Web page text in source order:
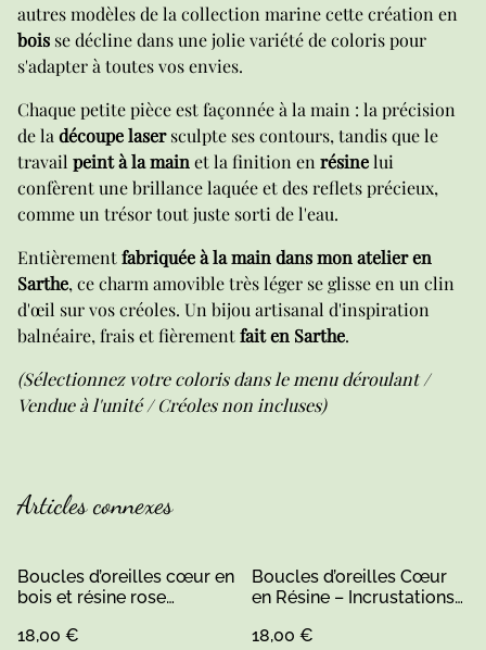
autres modèles de la collection marine cette création en
bois se décline dans une jolie variété de coloris pour
s'adapter à toutes vos envies.
Chaque petite pièce est façonnée à la main : la précision
de la découpe lasersculpte ses contours, tandis que le
travail peint à la main et la finition en résinelui
confèrent une brillance laquée et des reflets précieux,
comme un trésor tout juste sorti de l'eau.
Entièrementfabriquée à la main dans mon atelier en
Sarthe, ce charm amovible très léger se glisse en un clin
d'œil sur vos créoles. Un bijou artisanal d'inspiration
balnéaire, frais et fièrementfait en Sarthe.
(Sélectionnez votre coloris dans le menu déroulant /
Vendue à l'unité / Créoles non incluses)
Articles connexes
Boucles d’oreilles cœur en
bois et résine rose
crochet en acier
18,00 €
Boucles d’oreilles Cœur
en Résine – Incrustations
18,00 €